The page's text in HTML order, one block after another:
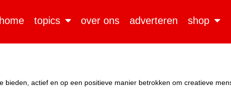
home topics over ons adverteren shop
bieden, actief en op een positieve manier betrokken om creatieve